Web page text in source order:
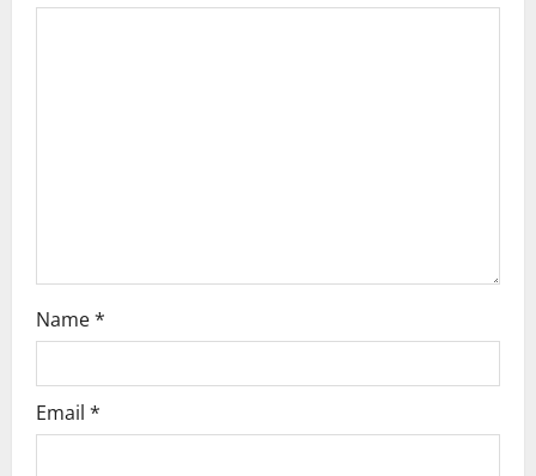
Name*
Email *